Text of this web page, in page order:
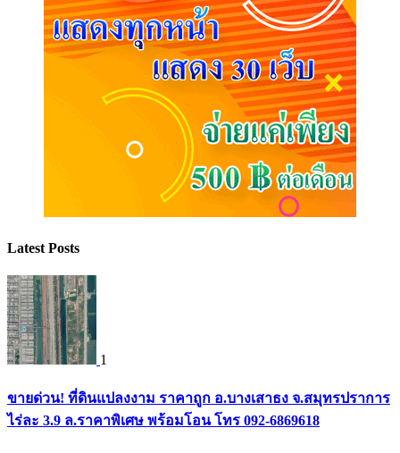
Latest Posts
1
ขายด่วน! ที่ดินแปลงงาม ราคาถูก อ.บางเสาธง จ.สมุทรปราการ
ไร่ละ 3.9 ล.ราคาพิเศษ พร้อมโอน โทร 092-6869618